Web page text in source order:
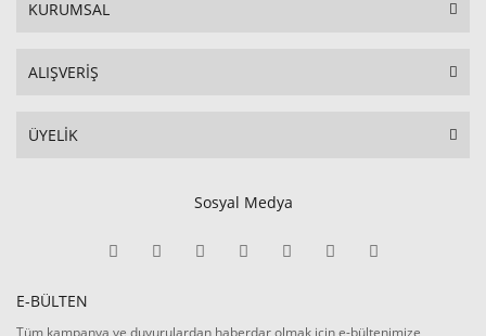
KURUMSAL
ALIŞVERİŞ
ÜYELİK
Sosyal Medya
E-BÜLTEN
Tüm kampanya ve duyurulardan haberdar olmak için e-bültenimize